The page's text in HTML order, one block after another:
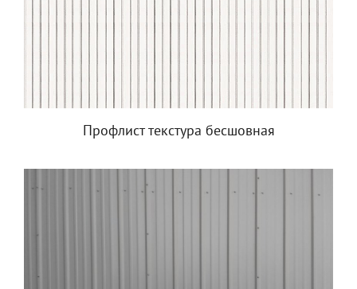
Профлист текстура бесшовная